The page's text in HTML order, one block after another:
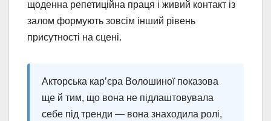
щоденна репетиційна праця і живий контакт із
залом формують зовсім інший рівень
присутності на сцені.
Акторська кар’єра Волошиної показова
ще й тим, що вона не підлаштовувала
себе під тренди — вона знаходила ролі,